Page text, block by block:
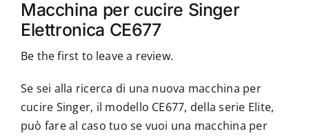
Contatti
Macchina per cucire Singer
Elettronica CE677
Be the first to leave a review.
Se sei alla ricerca di una nuova macchina per
cucire Singer, il modello CE677, della serie Elite,
può fare al caso tuo se vuoi una macchina per